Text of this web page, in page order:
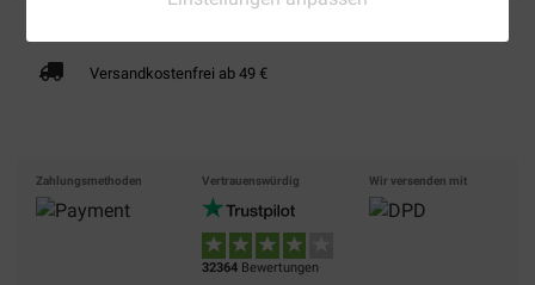
Versandkostenfrei ab 49 €
Zahlungsmethoden Vertrauenswürdig
32364 Bewertungen
Wir versenden mit